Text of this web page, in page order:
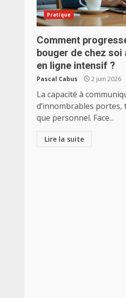
Pratique
Comment
bouger de chez soi
en ligne intensif ?
Pascal Cabus 2 juin 2026
La capacité à
d’innombrables
que personnel. Face...
Lire la suite